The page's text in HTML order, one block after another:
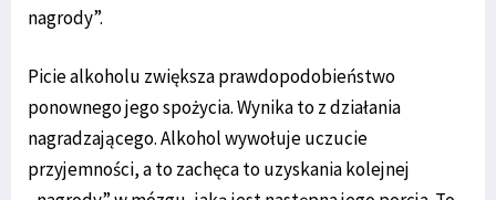
nagrody”.
Picie alkoholu zwiększa prawdopodobieństwo
ponownego jego spożycia. Wynika to z działania
nagradzającego. Alkohol wywołuje uczucie
przyjemności, a to zachęca to uzyskania kolejnej